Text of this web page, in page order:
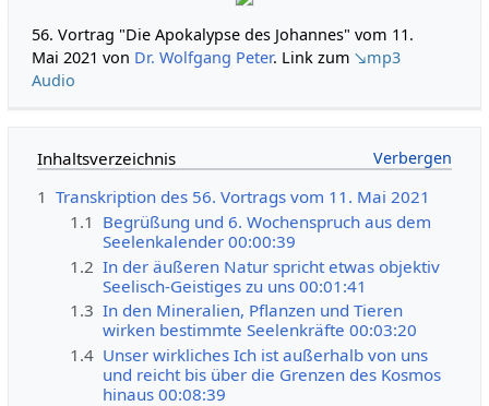
56. Vortrag "Die Apokalypse des Johannes" vom 11.
Mai 2021 von Dr. Wolfgang Peter. Link zum↘mp3
Audio
Inhaltsverzeichnis
1 Transkription des 56. Vortrags vom 11. Mai 2021
1.1 Begrüßung und 6. Wochenspruch aus dem
Seelenkalender 00:00:39
1.2 In der äußeren Natur spricht etwas objektiv
Seelisch-Geistiges zu uns 00:01:41
1.3 In den Mineralien, Pflanzen und Tieren
wirken bestimmte Seelenkräfte 00:03:20
1.4 Unser wirkliches Ich ist außerhalb von uns
und reicht bis über die Grenzen des Kosmos
hinaus 00:08:39